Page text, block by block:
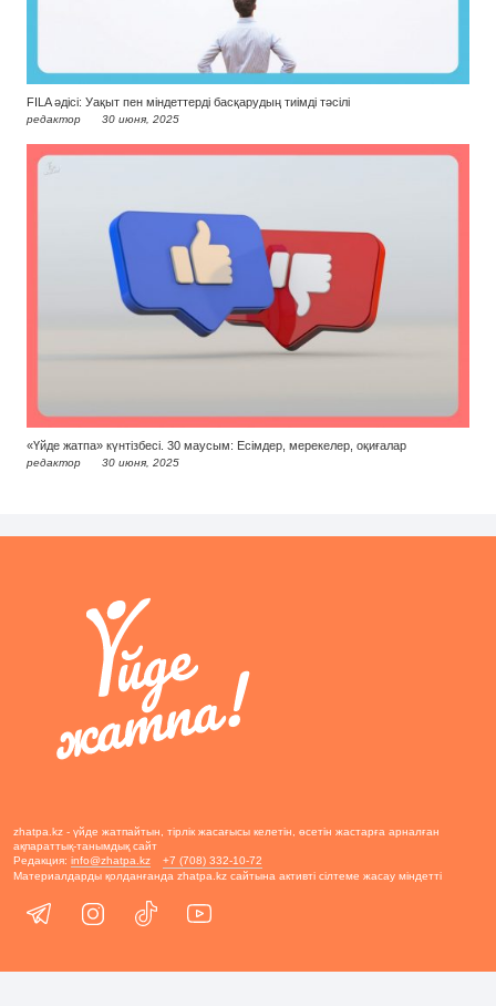
FILA әдісі: Уақыт пен міндеттерді басқарудың тиімді тәсілі
редактор 30 июня, 2025
«Үйде жатпа» күнтізбесі. 30 маусым: Есімдер, мерекелер, оқиғалар
редактор 30 июня, 2025
zhatpa.kz - үйде жатпайтын, тірлік жасағысы келетін, өсетін жастарға арналған
ақпараттық-танымдық сайт
Редакция: info@zhatpa.kz
+7 (708) 332-10-72
Материалдарды қолданғанда zhatpa.kz сайтына активті сілтеме жасау міндетті